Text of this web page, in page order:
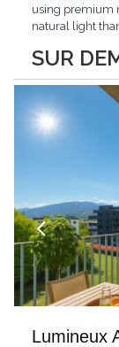
SUR
using premium
natural light
master suite,
overlooking a
Lumineux